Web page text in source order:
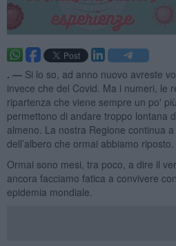
. — Si lo so, ad anno nuovo avreste
invece che del Covid. Ma i numeri, le
ripartenza che viene sempre un po'
permettono di andare troppo lontana
almeno. La nostra Regione continua
dell’albero che ormai abbiamo riposto.
Ormai sono mesi, tra poco, a dire il
ancora facciamo fatica a convivere
epidemia mondiale.